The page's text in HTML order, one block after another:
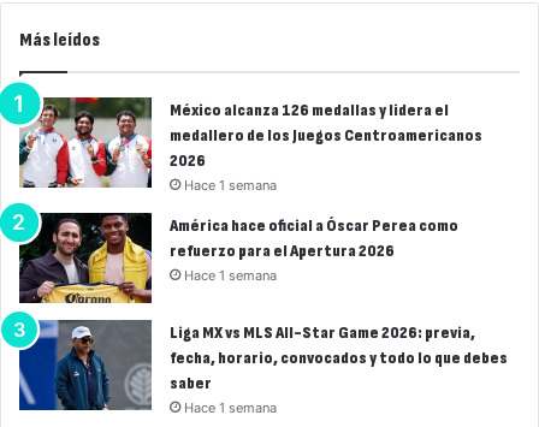
Más leídos
México alcanza 126 medallas y lidera el
medallero de los Juegos Centroamericanos
2026
Hace 1 semana
América hace oficial a Óscar Perea como
refuerzo para el Apertura 2026
Hace 1 semana
Liga MX vs MLS All-Star Game 2026: previa,
fecha, horario, convocados y todo lo que debes
saber
Hace 1 semana